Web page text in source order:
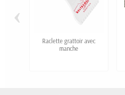
Raclette grattoir avec
manche
‹